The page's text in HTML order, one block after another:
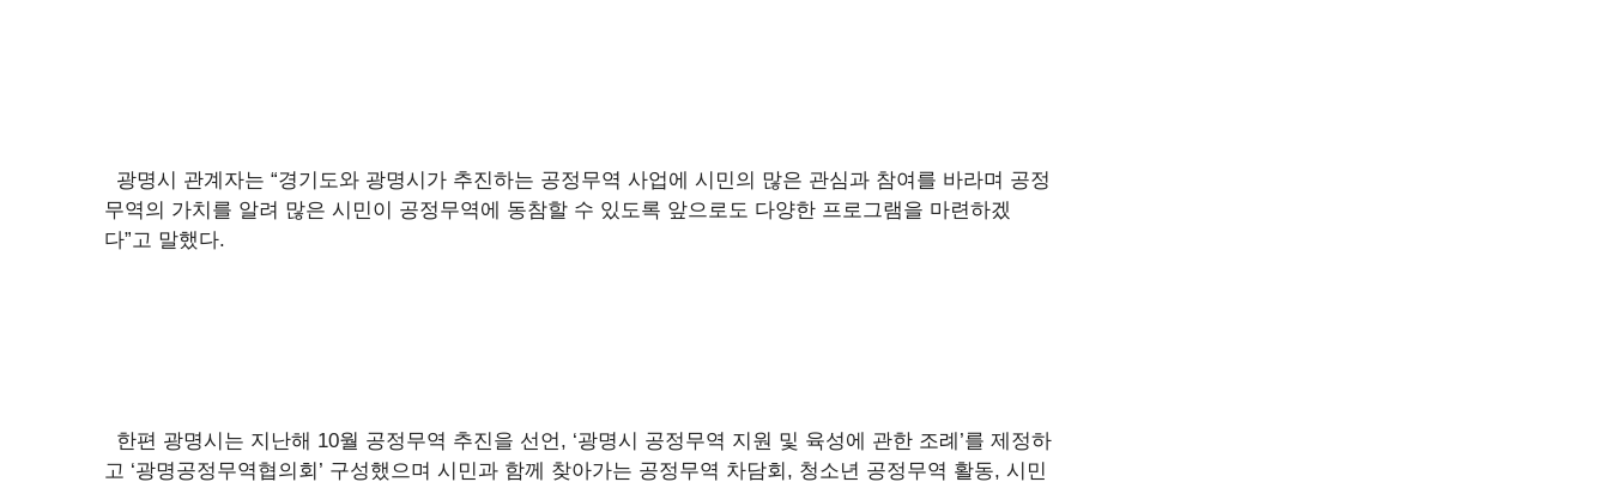
광명시 관계자는 “경기도와 광명시가 추진하는 공정무역 사업에 시민의 많은 관심과 참여를 바라며 공정
무역의 가치를 알려 많은 시민이 공정무역에 동참할 수 있도록 앞으로도 다양한 프로그램을 마련하겠
다”고 말했다.
한편 광명시는 지난해 10월 공정무역 추진을 선언, ‘광명시 공정무역 지원 및 육성에 관한 조례’를 제정하
고 ‘광명공정무역협의회’ 구성했으며 시민과 함께 찾아가는 공정무역 차담회, 청소년 공정무역 활동, 시민